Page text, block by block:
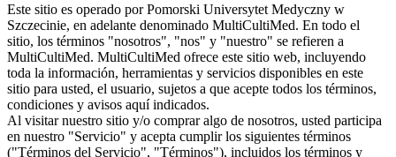
Este sitio es operado por Pomorski Universytet Medyczny w
Szczecinie, en adelante denominado MultiCultiMed. En todo el
sitio, los términos "nosotros", "nos" y "nuestro" se refieren a
MultiCultiMed. MultiCultiMed ofrece este sitio web, incluyendo
toda la información, herramientas y servicios disponibles en este
sitio para usted, el usuario, sujetos a que acepte todos los términos,
condiciones y avisos aquí indicados.
Al visitar nuestro sitio y/o comprar algo de nosotros, usted participa
en nuestro "Servicio" y acepta cumplir los siguientes términos
("Términos del Servicio", "Términos"), incluidos los términos y